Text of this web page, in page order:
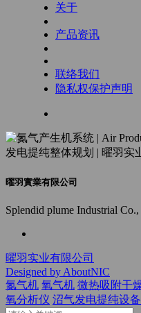
关于
产品资讯
联络我们
隐私权保护声明
曜羽實業有限公司
Splendid plume Industrial
曜羽实业有限公司
Designed by AboutNIC
氮气机 氧气机 微热吸附干
氧分析仪 沼气发电提纯设备